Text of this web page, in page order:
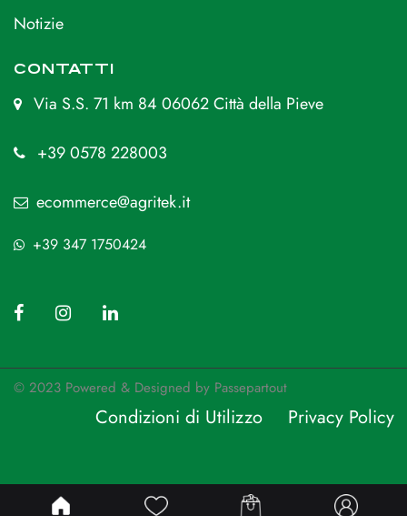
Notizie
CONTATTI
Via S.S. 71 km 84 06062 Città della Pieve
+39 0578 228003
ecommerce@agritek.it
+39 347 1750424
© 2023 Powered & Designed by Passepartout
Condizioni di Utilizzo Privacy Policy
Powered by Passepartout